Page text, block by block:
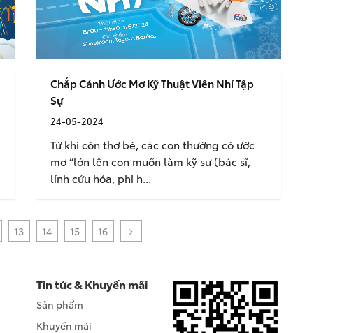
Chắp Cánh Ước Mơ Kỹ Thuật Viên Nhí Tập
Sự
24-05-2024
Từ khi còn thơ bé, các con thường có ước
mơ “lớn lên con muốn làm kỹ sư (bác sĩ,
lính cứu hỏa, phi h...
13 14 15 16
Tin tức & Khuyến mãi
Sản phẩm
Khuyến mãi